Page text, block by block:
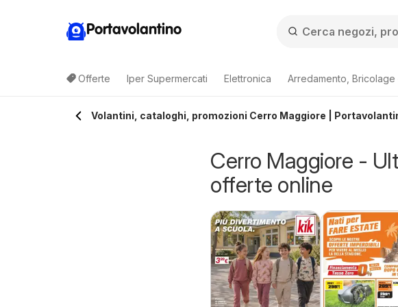
Portavolantino
Offerte Iper Supermercati Elettronica Arredamento, Bricolage
Volantini, cataloghi, promozioni Cerro Maggiore |
Cerro Maggiore -
offerte online